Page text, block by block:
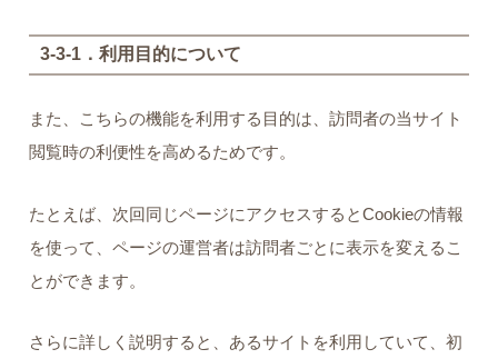
3-3-1．利用目的について
また、こちらの機能を利用する目的は、訪問者の当サイト
閲覧時の利便性を高めるためです。
たとえば、次回同じページにアクセスするとCookieの情報
を使って、ページの運営者は訪問者ごとに表示を変えるこ
とができます。
さらに詳しく説明すると、あるサイトを利用していて、初